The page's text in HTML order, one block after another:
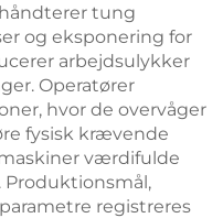
tung
og eksponering for
arbejdsulykker
Operatører
hvor de overvåger
fysisk krævende
værdifulde
registreres